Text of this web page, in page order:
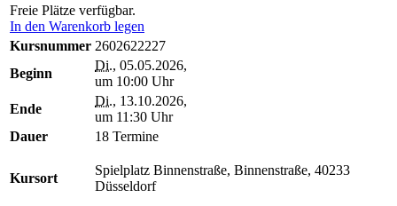
Freie Plätze verfügbar.
In den Warenkorb legen
Kursnummer 2602622227
Beginn
Di., 05.05.2026,
um 10:00 Uhr
Ende
Di., 13.10.2026,
um 11:30 Uhr
Dauer
18 Termine
Kursort
Spielplatz Binnenstraße, Binnenstraße, 40233
Düsseldorf